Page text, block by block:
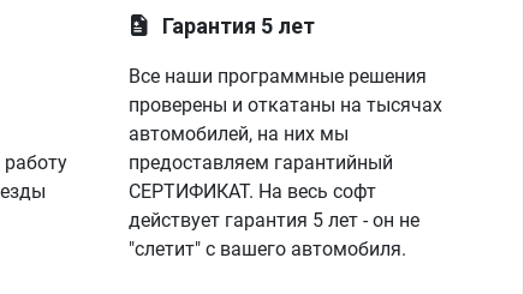
Гарантия 5 лет
Все наши программные решения
проверены и откатаны на тысячах
автомобилей, на них мы
предоставляем гарантийный
СЕРТИФИКАТ. На весь софт
действует гарантия 5 лет - он не
"слетит" с вашего автомобиля.